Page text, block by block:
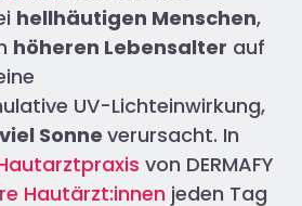
hellhäutigen Menschen,
höheren Lebensalter auf
UV-Lichteinwirkung,
Sonneverursacht. In
von DERMAFY
Hautärzt:innen jeden Tag